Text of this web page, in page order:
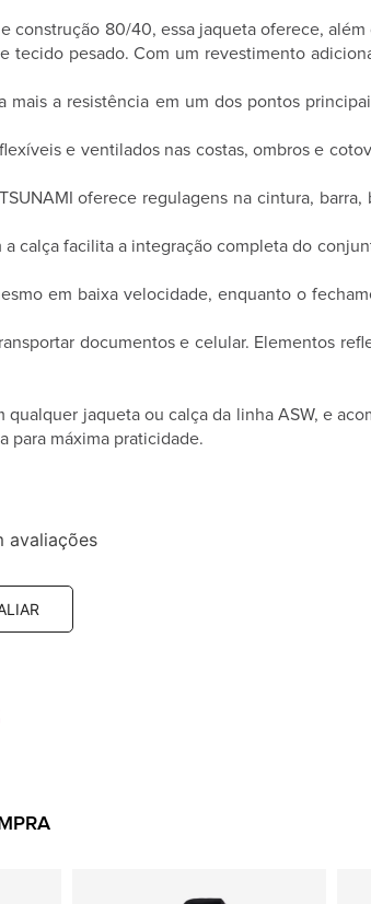
construção 80/40, essa jaqueta oferece,
pesado. Com um revestimento
a resistência em um dos pontos
e ventilados nas costas, ombros e
oferece regulagens na cintura, barra,
calça facilita a integração completa do
em baixa velocidade, enquanto o
documentos e celular. Elementos
jaqueta ou calça da linha ASW, e
para máxima praticidade.
avaliações